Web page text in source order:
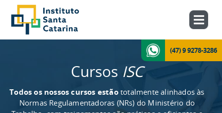
(47) 9 9278-3286
Cursos ISC
Todos os nossos cursos estãototalmente alinhados às
Normas Regulamentadoras (NRs) do Ministério do